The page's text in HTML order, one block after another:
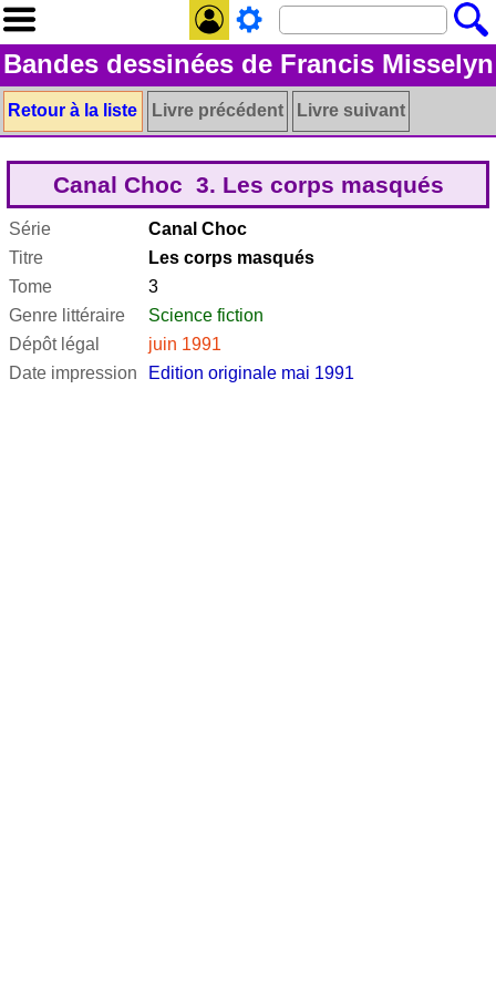
Bandes dessinées de Francis Misselyn
Retour à la liste Livre précédent Livre suivant
Canal Choc 3. Les corps masqués
Série
Canal Choc
Titre
Les corps masqués
Tome
3
Genre littéraire
Science fiction
Dépôt légal
juin 1991
Date impression
Edition originale mai 1991